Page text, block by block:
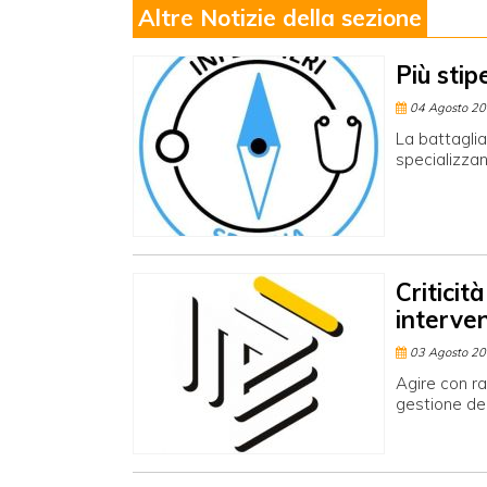
Altre Notizie della sezione
Più
04 Agosto
La
03 Agosto
Agire con
gestione